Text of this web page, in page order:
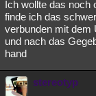
Ich wollte das noch
finde ich das
verbunden mit dem
und nach das
hand
stereotyp